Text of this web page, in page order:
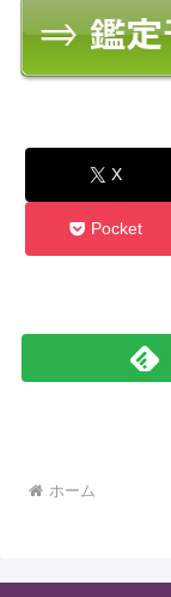
X
Pocket
ホーム